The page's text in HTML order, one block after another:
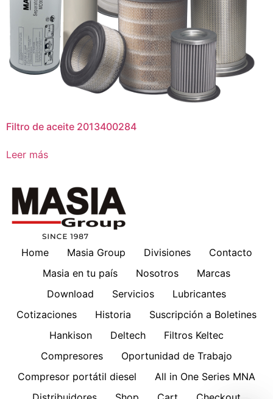
Filtro de aceite 2013400284
Leer más
Home Masia Group Divisiones
Contacto
Masia en tu país
Nosotros
Marcas
Download
Servicios
Lubricantes
Cotizaciones
Historia
Suscripción a Boletines
Hankison
Deltech
Filtros Keltec
Compresores
Oportunidad de Trabajo
Compresor portátil diesel
All in One Series MNA